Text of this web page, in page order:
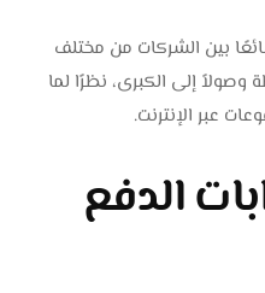
بين الشركات من مختلف
وصولاً إلى الكبرى، نظرًا لما
عبر الإنترنت.
الدفع